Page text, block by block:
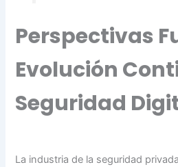
Perspectivas
Evolución
Seguridad
La industria de la seguridad